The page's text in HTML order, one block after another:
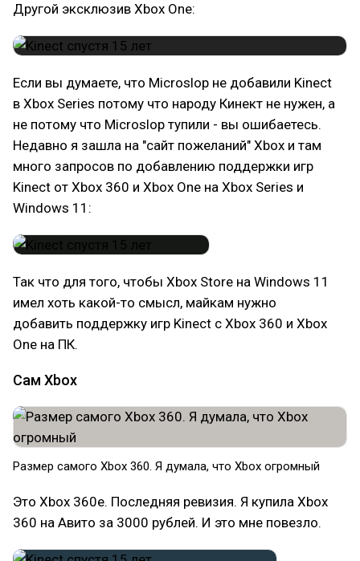
Другой эксклюзив Xbox One:
Если вы думаете, что Microslop не добавили Kinect
в Xbox Series потому что народу Кинект не нужен, а
не потому что Microslop тупили - вы ошибаетесь.
Недавно я зашла на "сайт пожеланий" Xbox и там
много запросов по добавлению поддержки игр
Kinect от Xbox 360 и Xbox One на Xbox Series и
Windows 11:
Так что для того, чтобы Xbox Store на Windows 11
имел хоть какой-то смысл, майкам нужно
добавить поддержку игр Kinect с Xbox 360 и Xbox
One на ПК.
Сам Xbox
Размер самого Xbox 360. Я думала, что Xbox огромный
Это Xbox 360e. Последняя ревизия. Я купила Xbox
360 на Авито за 3000 рублей. И это мне повезло.